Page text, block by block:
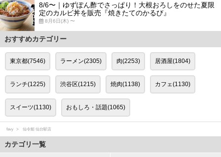
8/6〜｜ゆずぽん酢でさっぱり！大根おろしをのせた夏限
定のカルビ丼を販売『焼きたてのかるび』
8月6日(木) 〜
おすすめカテゴリー
東京都(7546) ラーメン(2305) 肉(2253) 居酒屋(1804)
ランチ(1225) 渋谷区(1215) 焼肉(1138) カフェ(1130)
スイーツ(1130) おもしろ・話題(1065)
favy 仙令鮨 仙台駅店
カテゴリ一覧